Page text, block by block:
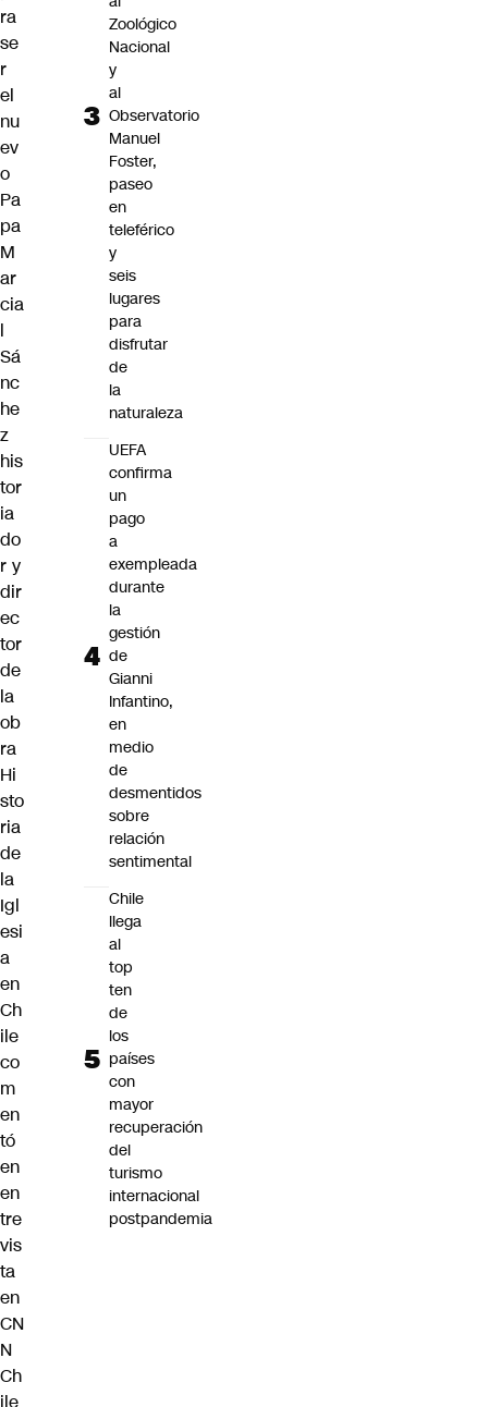
ra
se
r
el
nu
ev
o
Pa
pa
M
ar
cia
l
Sá
nc
he
z
his
tor
ia
do
r y
dir
ec
tor
de
la
ob
ra
Hi
sto
ria
de
la
Igl
esi
a
en
Ch
ile
co
m
en
tó
en
en
tre
vis
ta
en
CN
N
Ch
ile
Zoológico
Nacional
y
al
Observatorio
Manuel
Foster,
paseo
en
teleférico
y
seis
lugares
para
disfrutar
de
la
naturaleza
UEFA
confirma
un
pago
a
exempleada
durante
la
gestión
de
Gianni
Infantino,
en
medio
de
desmentidos
sobre
relación
sentimental
Chile
llega
al
top
ten
de
los
países
con
mayor
recuperación
del
turismo
internacional
postpandemia